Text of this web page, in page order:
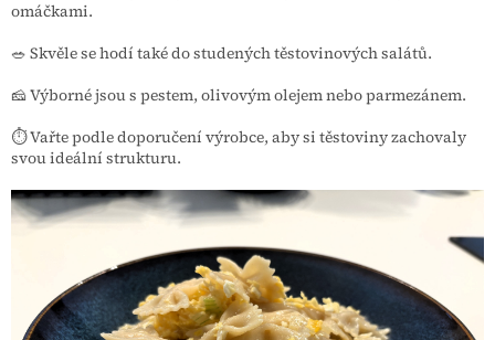
omáčkami.
🥗 Skvěle se hodí také do studených těstovinových salátů.
🧀 Výborné jsou s pestem, olivovým olejem nebo parmezánem.
⏱️ Vařte podle doporučení výrobce, aby si těstoviny zachovaly
svou ideální strukturu.